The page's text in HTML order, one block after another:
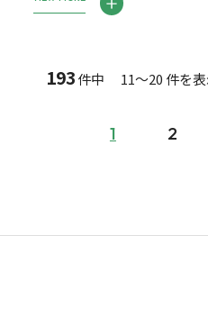
193件中 11～20 件を表
1 2